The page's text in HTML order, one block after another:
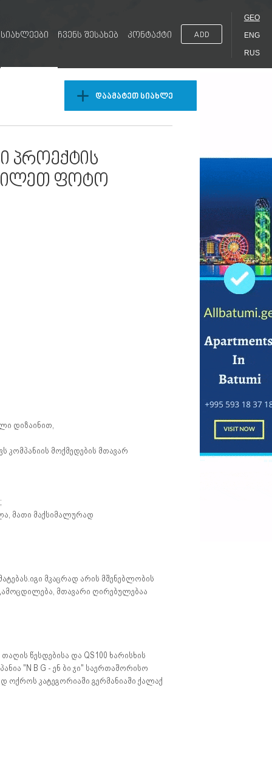
სიახლეები ჩვენს შესახებ კონტაქტი ADD
GEO
ENG
RUS
დაამატეთ სიახლე
პროექტის
ფოტო
დიზაინით,
კომპანიის მოქმედების მთავარ
მათი მაქსიმალურად
მკაცრად არის მშენებლობის
მთავარი ღირებულებაა
წესდებისა და QS100 ხარისხის
"N B G - ენ ბი ჯი" საერთაშორისო
ოქროს კატეგორიაში გერმანიაში ქალაქ